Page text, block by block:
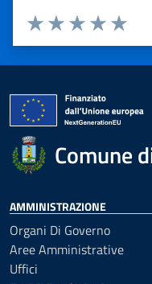
Valuta
Valuta 4
Valuta 3 stelle
Valuta 2 stelle su 5
Valuta 1 stelle su 5
Comune
AMMINISTRAZIONE
Organi Di Governo
Aree Amministrative
Uffici